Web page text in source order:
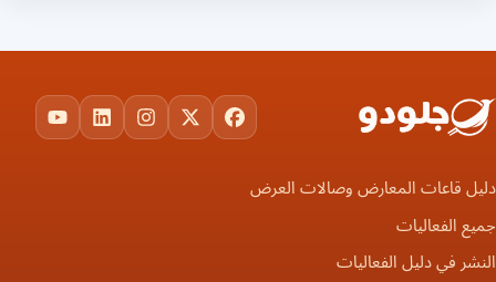
Facebook
X
Instagram
LinkedIn
دليل قاعات المعارض وصالات العرض
جميع الفعاليات
النشر في دليل الفعاليات